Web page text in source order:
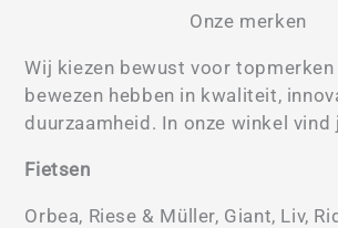
Onze merken
Wij kiezen bewust voor topmerken
bewezen hebben in kwaliteit,
duurzaamheid. In onze winkel vind
Fietsen
Orbea, Riese & Müller, Giant, Liv,